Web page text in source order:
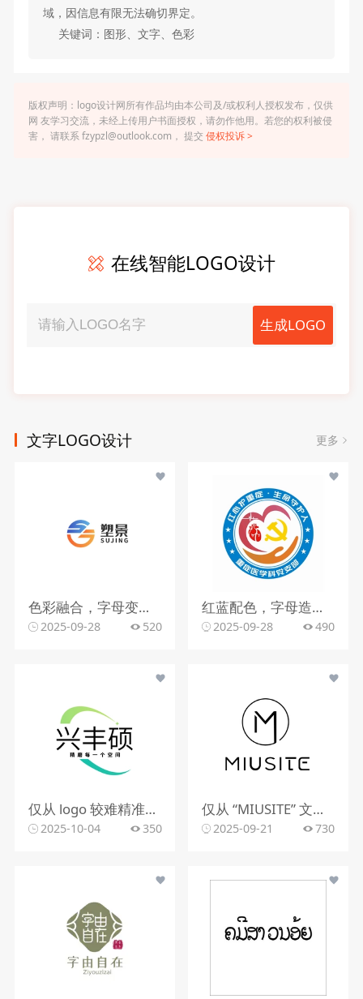
域，因信息有限无法确切界定。
关键词：图形、文字、色彩
版权声明：logo设计网所有作品均由本公司及/或权利人授权发布，仅供
网 友学习交流，未经上传用户书面授权，请勿作他用。若您的权利被侵
害， 请联系 fzypzl@outlook.com， 提交 侵权投诉 >
在线智能LOGO设计
生成LOGO
文字LOGO设计 更多
色彩融合，字母变形，文字搭配
2025-09-28 520
红蓝配色，字母造型，文字组合
2025-09-28 490
仅从 logo 较难精准判断行业。该 logo 含动感图形，文字有 “精雕每一个空间”，可能与室内装修、空间设计、建筑装饰等行业相关，但因信息有限，无法确切判定所属行业。
2025-10-04 350
仅从 “MIUSITE” 文字和字母 “M” 的图形标识，难以精准判断行业。
2025-09-21 730